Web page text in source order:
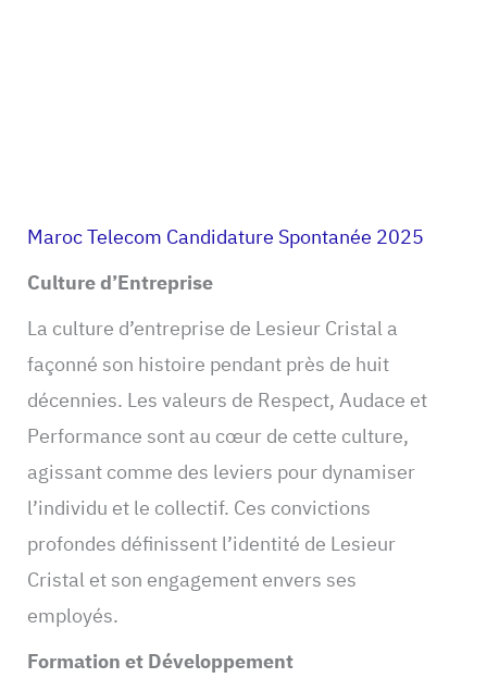
Maroc Telecom Candidature Spontanée 2025
Culture d’Entreprise
La culture d’entreprise de Lesieur Cristal a
façonné son histoire pendant près de huit
décennies. Les valeurs de Respect, Audace et
Performance sont au cœur de cette culture,
agissant comme des leviers pour dynamiser
l’individu et le collectif. Ces convictions
profondes définissent l’identité de Lesieur
Cristal et son engagement envers ses
employés.
Formation et Développement